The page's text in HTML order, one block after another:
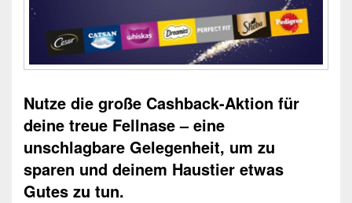
Nutze die große Cashback-Aktion für
deine treue Fellnase – eine
unschlagbare Gelegenheit, um zu
sparen und deinem Haustier etwas
Gutes zu tun.